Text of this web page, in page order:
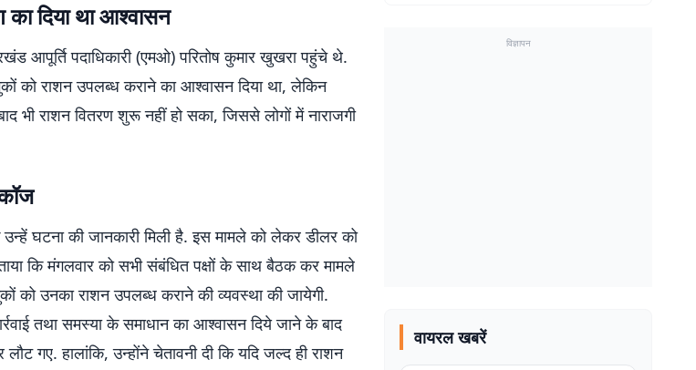
का दिया था आश्वासन
आपूर्ति पदाधिकारी (एमओ) परितोष कुमार खुखरा पहुंचे थे.
को राशन उपलब्ध कराने का आश्वासन दिया था, लेकिन
भी राशन वितरण शुरू नहीं हो सका, जिससे लोगों में नाराजगी
घटना की जानकारी मिली है. इस मामले को लेकर डीलर को
कि मंगलवार को सभी संबंधित पक्षों के साथ बैठक कर मामले
को उनका राशन उपलब्ध कराने की व्यवस्था की जायेगी.
तथा समस्या के समाधान का आश्वासन दिये जाने के बाद
गए. हालांकि, उन्होंने चेतावनी दी कि यदि जल्द ही राशन
विज्ञापन
वायरल खबरें